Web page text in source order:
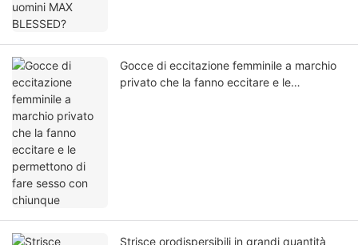
Gocce di eccitazione femminile a marchio
privato che la fanno eccitare e le
Strisce orodispersibili in grandi quantità